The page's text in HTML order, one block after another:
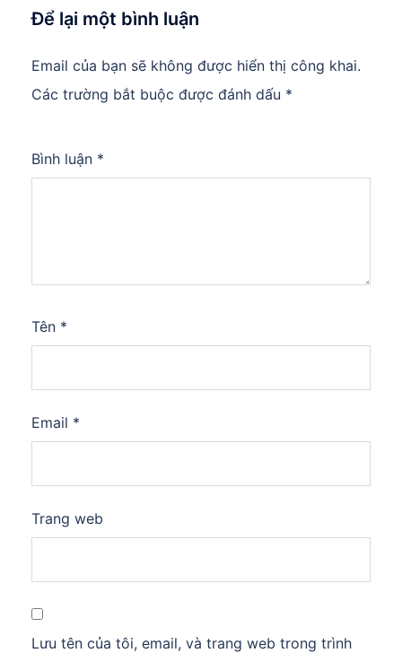
Để lại một bình luận
Email của bạn sẽ không được hiển thị công khai.
Các trường bắt buộc được đánh dấu *
Bình luận *
Tên *
Email *
Trang web
Lưu tên của tôi, email, và trang web trong trình